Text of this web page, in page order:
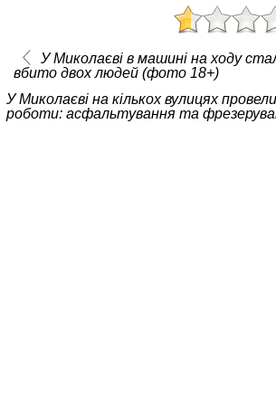
У Миколаєві в машині на ходу
вбито двох людей (фото 18+)
У Миколаєві на кількох вулицях
роботи: асфальтування та